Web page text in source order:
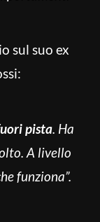
sul suo ex
pista. Ha
A livello
funziona”.